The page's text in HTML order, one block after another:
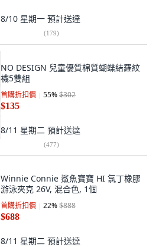
8/10 星期一 預計送達
(179)
NO DESIGN 兒童優質棉質蝴蝶結羅紋
襪5雙組
首購折扣價 55%$302
$135
8/11 星期二 預計送達
(477)
Winnie Connie 鯊魚寶寶 HI 氯丁橡膠
游泳夾克 26V, 混合色, 1個
首購折扣價 22%$888
$688
8/11 星期二 預計送達